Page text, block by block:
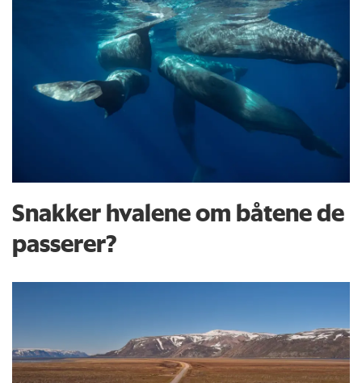
Snakker hvalene om båtene de
passerer?